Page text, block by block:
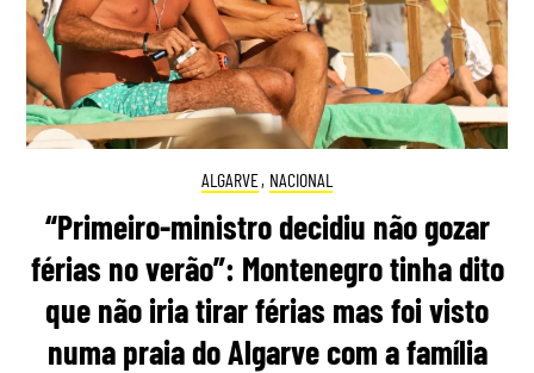
ALGARVE, NACIONAL
“Primeiro-ministro decidiu não gozar
férias no verão”: Montenegro tinha dito
que não iria tirar férias mas foi visto
numa praia do Algarve com a família